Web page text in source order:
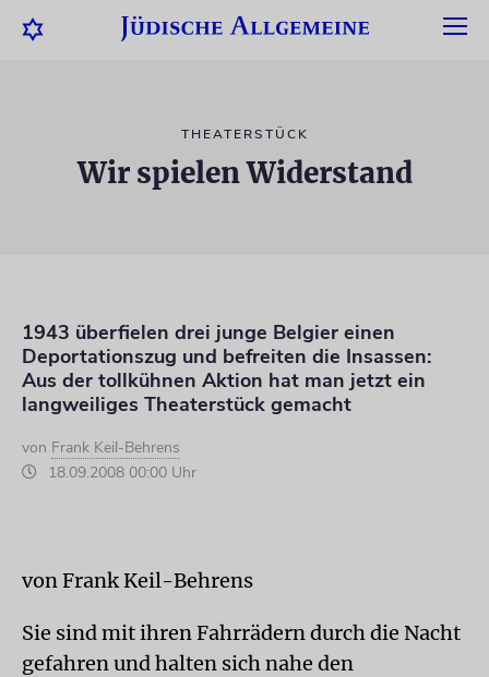
THEATERSTÜCK
Wir spielen Widerstand
1943 überfielen drei junge Belgier einen
Deportationszug und befreiten die Insassen:
Aus der tollkühnen Aktion hat man jetzt ein
langweiliges Theaterstück gemacht
von Frank Keil-Behrens
18.09.2008 00:00 Uhr
von Frank Keil-Behrens
Sie sind mit ihren Fahrrädern durch die Nacht
gefahren und halten sich nahe den